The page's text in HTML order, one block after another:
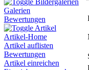
Bildergalerien
Galerien
Bewertungen
Artikel
Artikel-Home
Artikel auflisten
Bewertungen
Artikel einreichen